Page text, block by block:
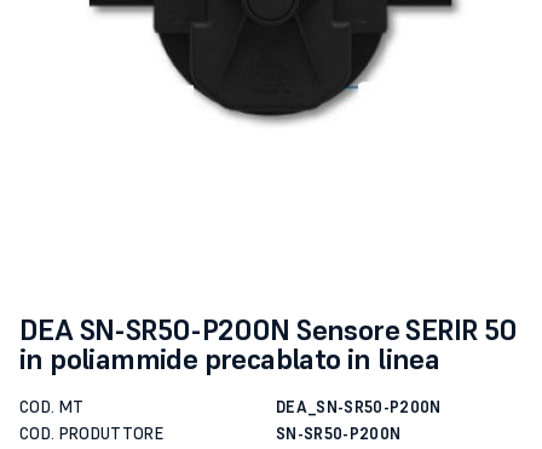
DEA SN-SR50-P200N Sensore SERIR 50
in poliammide precablato in linea
COD. MT
DEA_SN-SR50-P200N
COD. PRODUTTORE
SN-SR50-P200N